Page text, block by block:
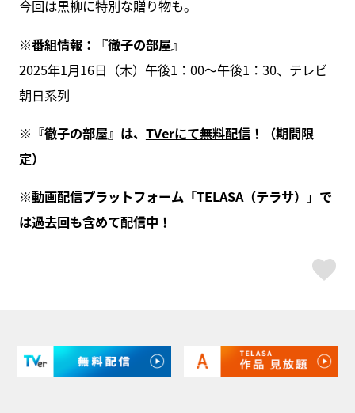
今回は黒柳に特別な贈り物も。
※番組情報：『徹子の部屋』
2025年1月16日（木）午後1：00～午後1：30、テレビ
朝日系列
※『徹子の部屋』は、 TVerにて無料配信！（期間限
定）
※動画配信プラットフォーム「TELASA（テラサ） 」で
は過去回も含めて配信中！